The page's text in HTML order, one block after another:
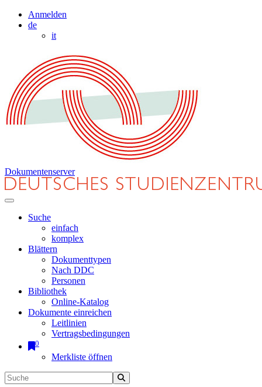
Anmelden
de
it
Dokumentenserver
Suche
einfach
komplex
Blättern
Dokumenttypen
Nach DDC
Personen
Bibliothek
Online-Katalog
Dokumente einreichen
Leitlinien
Vertragsbedingungen
0
Merkliste öffnen